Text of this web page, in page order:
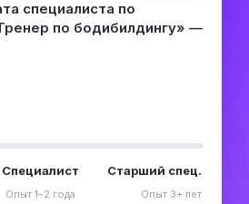
специалиста по
по бодибилдингу» —
Специалист
Опыт 1–2 года
Старший спец.
Опыт 3+ лет